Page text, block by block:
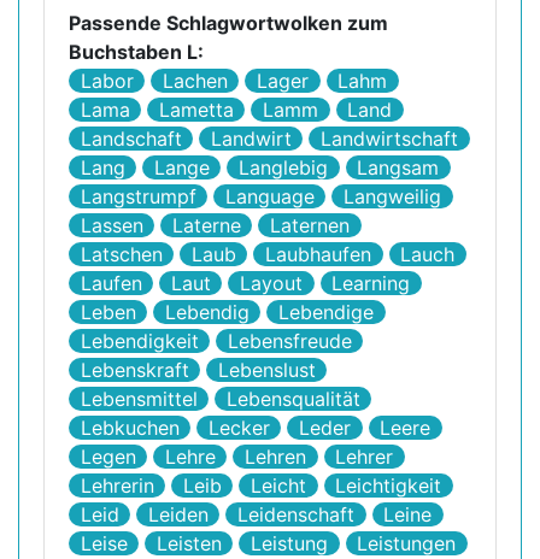
Passende Schlagwortwolken zum
Buchstaben L:
Labor
Lachen Lager
Lahm
Lama
Lametta Lamm
Land
Landschaft
Landwirt
Landwirtschaft
Lang
Lange Langlebig
Langsam
Langstrumpf
Language
Langweilig
Lassen
Laterne
Laternen
Latschen
Laub Laubhaufen
Lauch
Laufen
Laut Layout
Learning
Leben
Lebendig
Lebendige
Lebendigkeit
Lebensfreude
Lebenskraft
Lebenslust
Lebensmittel
Lebensqualität
Lebkuchen
Lecker Leder
Leere
Legen
Lehre Lehren
Lehrer
Lehrerin
Leib Leicht
Leichtigkeit
Leid
Leiden Leidenschaft
Leine
Leise
Leisten Leistung
Leistungen